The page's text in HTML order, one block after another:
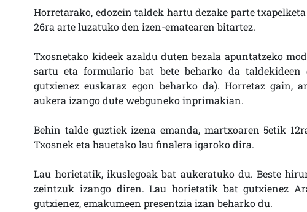
Horretarako, edozein taldek hartu dezake parte
26ra arte luzatuko den izen-ematearen bitartez.
Txosnetako kideek azaldu duten bezala apuntatzeko
sartu eta formulario bat bete beharko da
gutxienez euskaraz egon beharko da). Horretaz gain,
aukera izango dute webguneko inprimakian.
Behin talde guztiek izena emanda, martxoaren 5etik
Txosnek eta hauetako lau finalera igaroko dira.
Lau horietatik, ikuslegoak bat aukeratuko du. Beste
zeintzuk izango diren. Lau horietatik bat gutxienez
gutxienez, emakumeen presentzia izan beharko du.